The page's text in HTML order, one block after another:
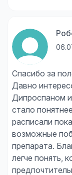
Спасибо за
Давно
Дипроспаном
стало
расписали
возможные
препарата.
легче понять,